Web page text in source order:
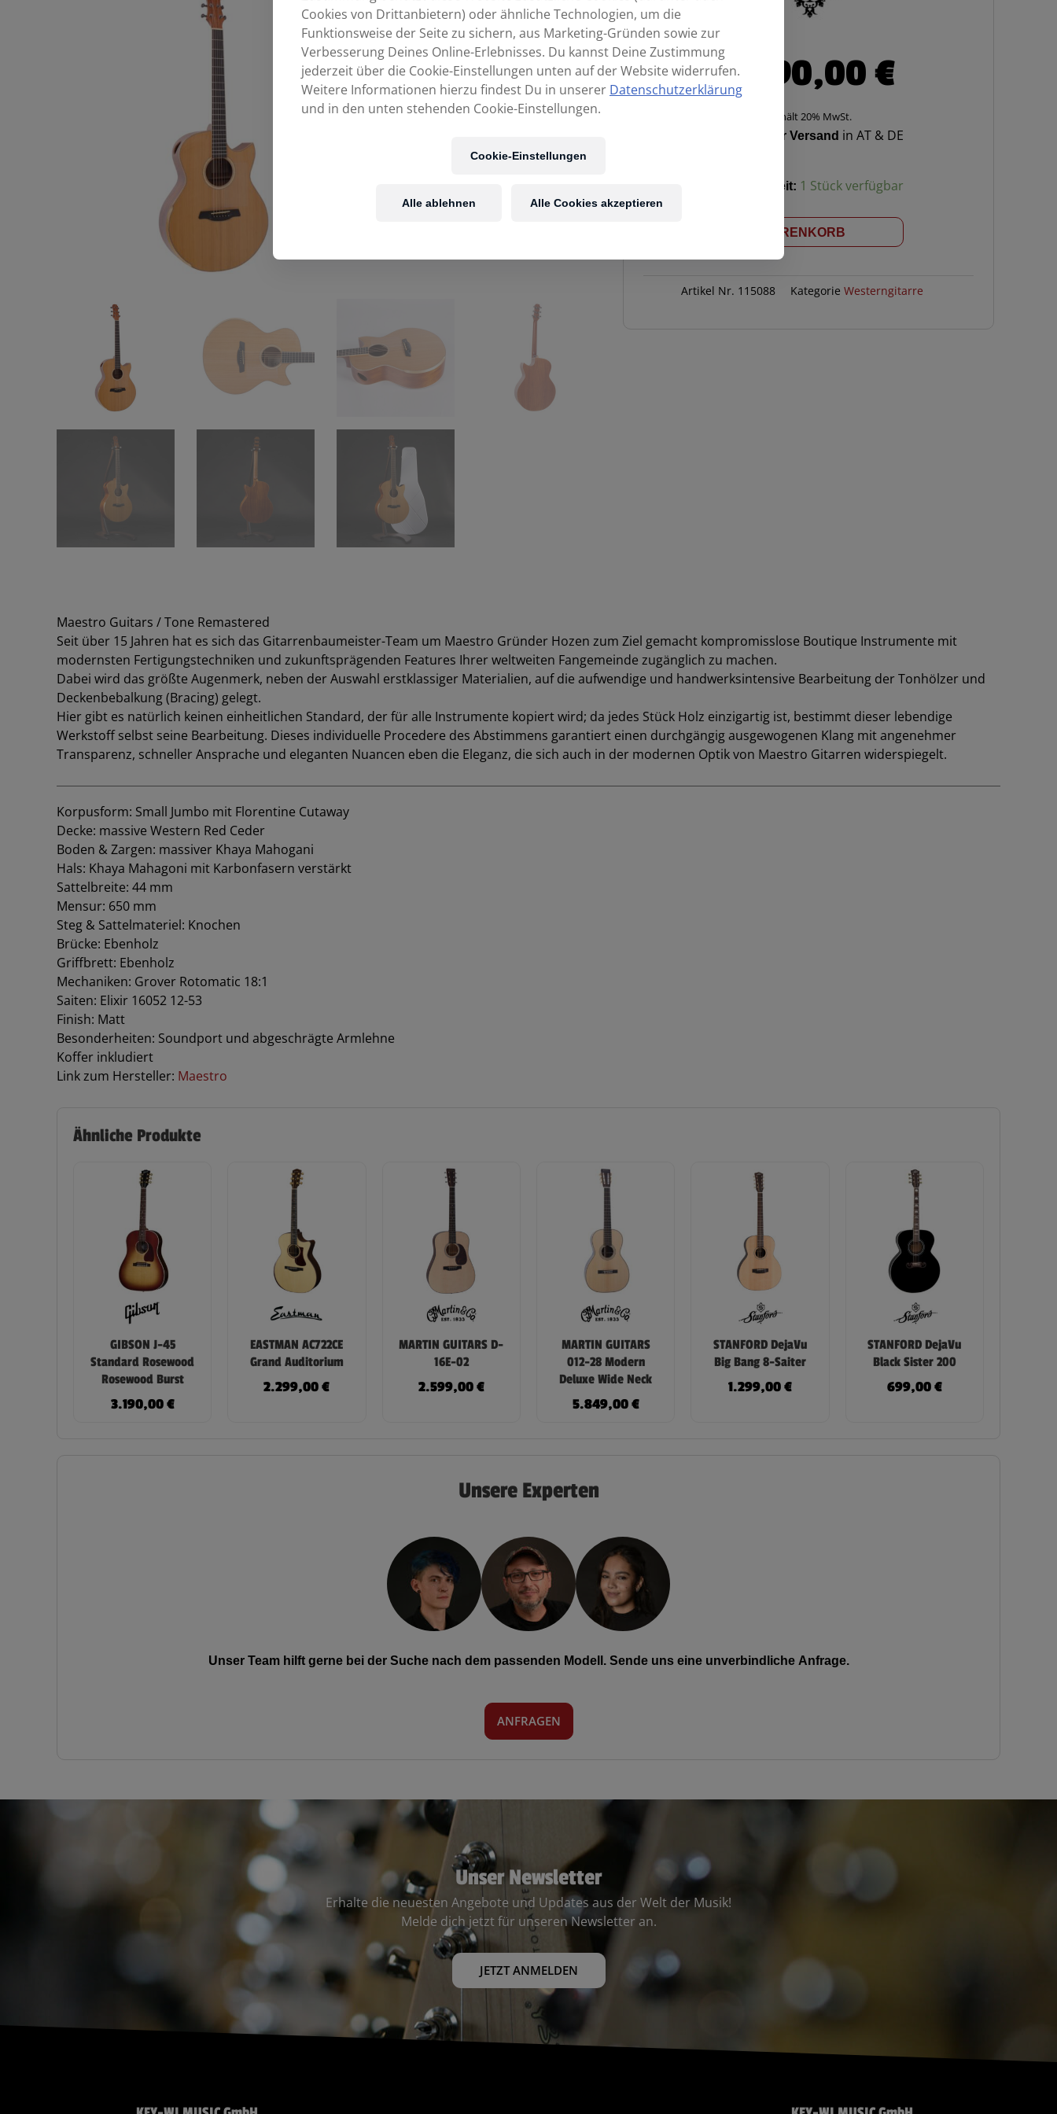
2.490,00€
Enthält 20% MwSt.
Kostenloser Versand in AT & DE
Verfügbarkeit: 1 Stück verfügbar
GUITARS
Raffles
IN DEN WARENKORB
Artikel Nr. 115088 Kategorie Westerngitarre
Maestro Guitars / Tone Remastered
Seit über 15 Jahren hat es sich das Gitarrenbaumeister-Team um Maestro Gründer Hozen zum Ziel gemacht kompromisslose Boutique Instrumente mit
modernsten Fertigungstechniken und zukunftsprägenden Features Ihrer weltweiten Fangemeinde zugänglich zu machen.
Dabei wird das größte Augenmerk, neben der Auswahl erstklassiger Materialien, auf die aufwendige und handwerksintensive Bearbeitung der Tonhölzer und
Deckenbebalkung (Bracing) gelegt.
Hier gibt es natürlich keinen einheitlichen Standard, der für alle Instrumente kopiert wird; da jedes Stück Holz einzigartig ist, bestimmt dieser lebendige
Werkstoff selbst seine Bearbeitung. Dieses individuelle Procedere des Abstimmens garantiert einen durchgängig ausgewogenen Klang mit angenehmer
Transparenz, schneller Ansprache und eleganten Nuancen eben die Eleganz, die sich auch in der modernen Optik von Maestro Gitarren widerspiegelt.
Korpusform: Small Jumbo mit Florentine Cutaway
Decke: massive Western Red Ceder
Boden & Zargen: massiver Khaya Mahogani
Hals: Khaya Mahagoni mit Karbonfasern verstärkt
Sattelbreite: 44 mm
Mensur: 650 mm
Steg & Sattelmateriel: Knochen
Brücke: Ebenholz
Griffbrett: Ebenholz
Mechaniken: Grover Rotomatic 18:1
Saiten: Elixir 16052 12-53
Finish: Matt
Besonderheiten: Soundport und abgeschrägte Armlehne
Koffer inkludiert
Link zum Hersteller: Maestro
Ähnliche Produkte
GIBSON J-45
Standard Rosewood
Rosewood Burst
3.190,00€
EASTMAN AC722CE
Grand Auditorium
2.299,00€
MARTIN GUITARS D-
16E-02
2.599,00€
MARTIN GUITARS
012-28 Modern
Deluxe Wide Neck
5.849,00€
STANFORD DejaVu
Big Bang 8-Saiter
1.299,00€
STANFORD DejaVu
Black Sister 200
699,00€
Unsere Experten
Unser Team hilft gerne bei der Suche nach dem passenden Modell. Sende uns eine unverbindliche Anfrage.
ANFRAGEN
Unser Newsletter
Erhalte die neuesten Angebote und Updates aus der Welt der Musik!
Melde dich jetzt für unseren Newsletter an.
JETZT ANMELDEN
Cookies von Drittanbietern) oder ähnliche Technologien, um die
Funktionsweise der Seite zu sichern, aus Marketing-Gründen sowie zur
Verbesserung Deines Online-Erlebnisses. Du kannst Deine Zustimmung
jederzeit über die Cookie-Einstellungen unten auf der Website widerrufen.
Weitere Informationen hierzu findest Du in unserer Datenschutzerklärung
und in den unten stehenden Cookie-Einstellungen.
Cookie-Einstellungen
Alle ablehnen Alle Cookies akzeptieren